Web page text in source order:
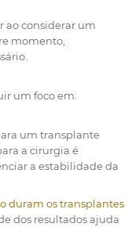
ao considerar um
momento,
um foco em:
um transplante
a cirurgia é
a estabilidade da
duram os transplantes
dos resultados ajuda